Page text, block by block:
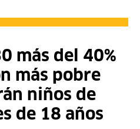
más del 40%
más pobre
niños de
de 18 años